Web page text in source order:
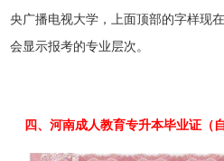
央广播电视大学，上面顶部的字样现
会显示报考的专业层次。
四、河南成人教育专升本毕业证（自